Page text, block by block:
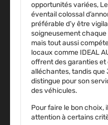
opportunités variées,
éventail colossal
préférable d’y être
soigneusement
mais tout aussi
locaux comme IDEAL
offrent des garanties et
alléchantes, tandis que
distingue pour son
des véhicules.
Pour faire le bon choix,
attention à certains